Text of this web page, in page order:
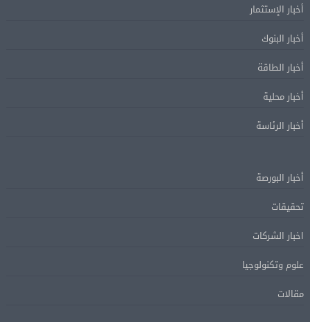
أخبار الإستثمار
أخبار البنوك
أخبار الطاقة
أخبار محلية
أخبار الرئاسة
أخبار البورصة
تحقيقات
اخبار الشركات
علوم وتكنولوجيا
مقالات